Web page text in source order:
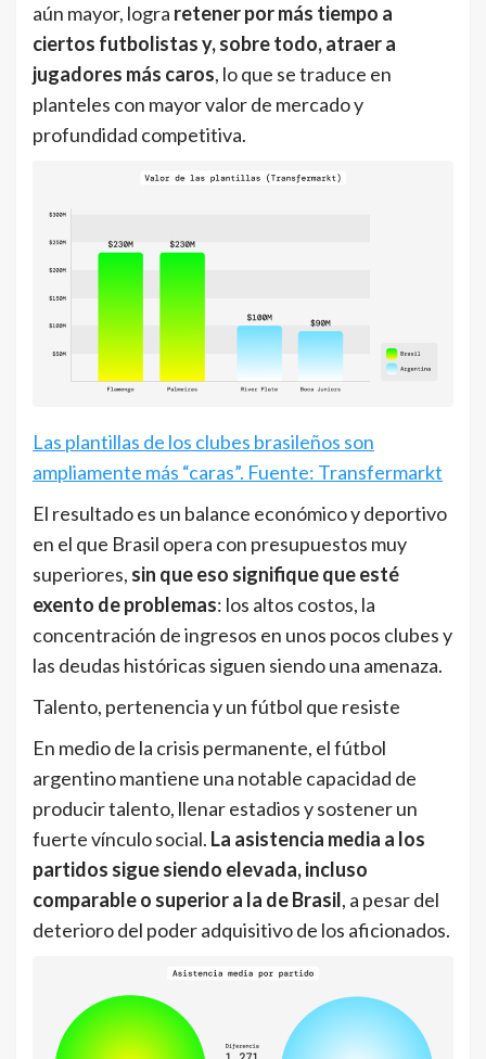
aún mayor, logra retener por más tiempo a
ciertos futbolistas y, sobre todo, atraer a
jugadores más caros, lo que se traduce en
planteles con mayor valor de mercado y
profundidad competitiva.
Las plantillas de los clubes brasileños son
ampliamente más “caras”. Fuente: Transfermarkt
El resultado es un balance económico y deportivo
en el que Brasil opera con presupuestos muy
superiores, sin que eso signifique que esté
exento de problemas: los altos costos, la
concentración de ingresos en unos pocos clubes y
las deudas históricas siguen siendo una amenaza.
Talento, pertenencia y un fútbol que resiste
En medio de la crisis permanente, el fútbol
argentino mantiene una notable capacidad de
producir talento, llenar estadios y sostener un
fuerte vínculo social. La asistencia media a los
partidos sigue siendo elevada, incluso
comparable o superior a la de Brasil, a pesar del
deterioro del poder adquisitivo de los aficionados.